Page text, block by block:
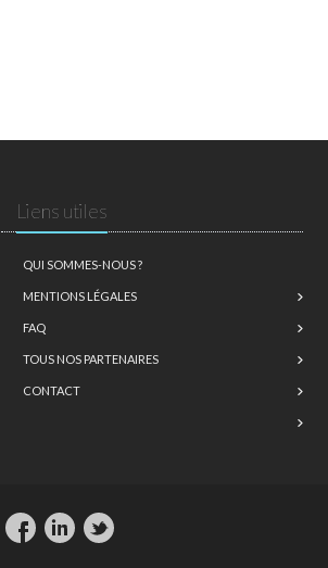
Liens utiles
QUI SOMMES-NOUS ?
MENTIONS LÉGALES
FAQ
TOUS NOS PARTENAIRES
CONTACT